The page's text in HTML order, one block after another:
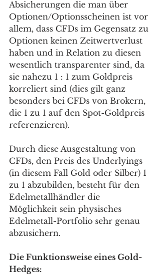
Absicherungen die man über
Optionen/Optionsscheinen ist vor
allem, dass CFDs im Gegensatz zu
Optionen keinen Zeitwertverlust
haben und in Relation zu diesen
wesentlich transparenter sind, da
sie nahezu 1 : 1 zum Goldpreis
korreliert sind (dies gilt ganz
besonders bei CFDs von Brokern,
die 1 zu 1 auf den Spot-Goldpreis
referenzieren).
Durch diese Ausgestaltung von
CFDs, den Preis des Underlyings
(in diesem Fall Gold oder Silber) 1
zu 1 abzubilden, besteht für den
Edelmetallhändler die
Möglichkeit sein physisches
Edelmetall-Portfolio sehr genau
abzusichern.
Die Funktionsweise eines Gold-
Hedges: